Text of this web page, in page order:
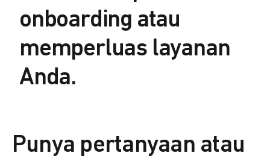
onboarding atau
memperluas layanan
Anda.
Punya pertanyaan atau